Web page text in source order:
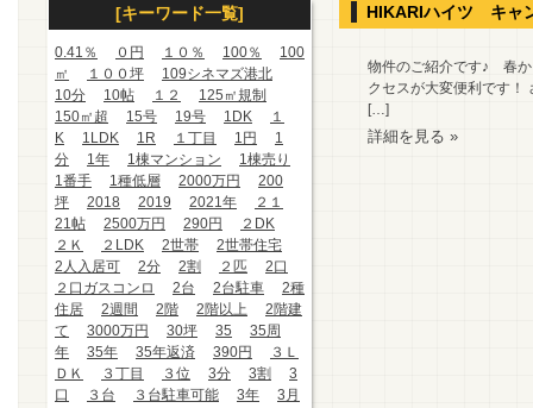
[キーワード一覧]
0.41％ ０円 １０％ 100％
100
㎡
１００坪
109シネマズ港北
10分
10帖 １２
125㎡規制
150㎡超
15号 19号 1DK
１
K
1LDK 1R １丁目 1円
1
分
1年 1棟マンション
1棟売り
1番手
1種低層 2000万円
200
坪
2018 2019 2021年
２１
21帖
2500万円 290円
２DK
２Ｋ
２LDK 2世帯
2世帯住宅
2人入居可
2分 2割 ２匹
2口
２口ガスコンロ
2台 2台駐車
2種
住居
2週間 2階 2階以上
2階建
て
3000万円 30坪 35
35周
年
35年 35年返済 390円
３Ｌ
ＤＫ
３丁目 ３位 3分 3割
3
口
３台 ３台駐車可能 3年
3月
HIKARIハイツ キャ
物件のご紹介です♪ 春か
クセスが大変便利です
[…]
詳細を見る »